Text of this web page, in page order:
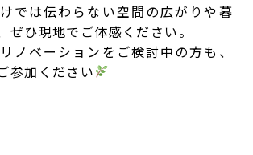
では伝わらない空間の広がりや暮
ぜひ現地でご体感ください。
ノベーションをご検討中の方も、
参加ください